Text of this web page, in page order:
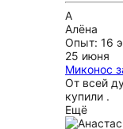
А
Алёна
Опыт: 16
25 июня
Миконос
От всей
купили .
Ещё